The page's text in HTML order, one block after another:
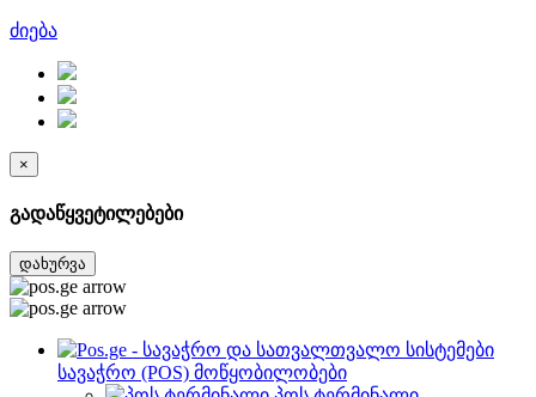
ძიება
×
გადაწყვეტილებები
დახურვა
სავაჭრო (POS) მოწყობილობები